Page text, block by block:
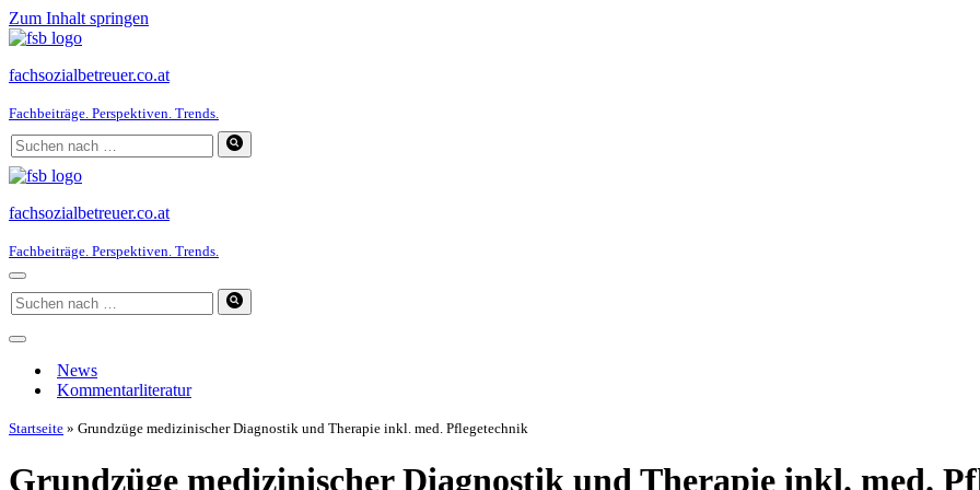
Zum Inhalt springen
fachsozialbetreuer.co.at
Fachbeiträge. Perspektiven. Trends.
Suchen
nach …
fachsozialbetreuer.co.at
Fachbeiträge. Perspektiven. Trends.
Navigationsmenü
Suchen
nach …
Navigationsmenü
News
Kommentarliteratur
Startseite » Grundzüge medizinischer Diagnostik und Therapie inkl. med. Pflegetechnik
Grundzüge medizinischer Diagnostik und Therapie inkl. med.